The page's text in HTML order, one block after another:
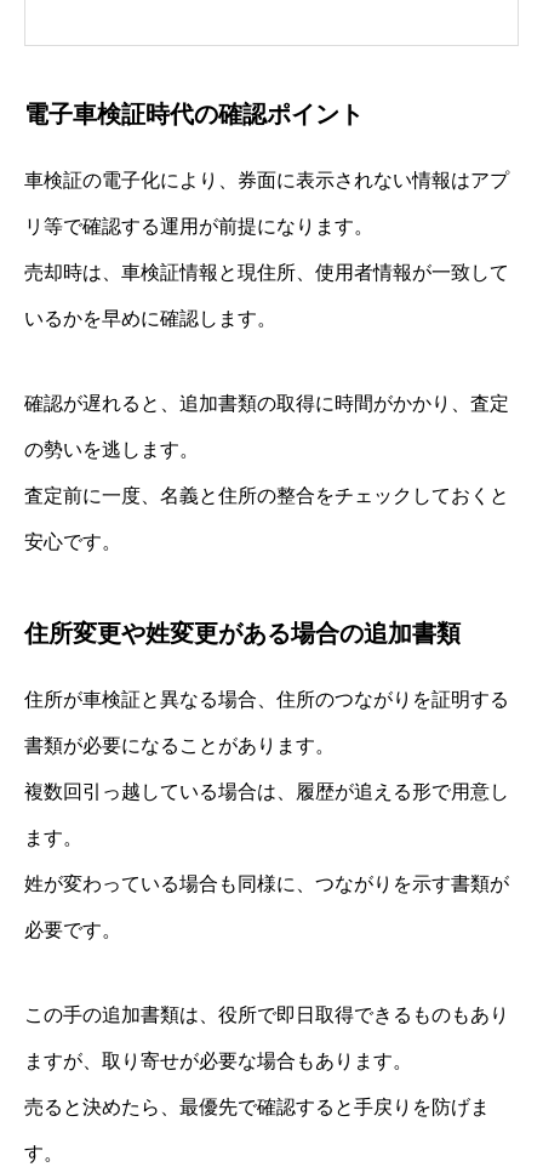
電子車検証時代の確認ポイント
車検証の電子化により、券面に表示されない情報はアプ
リ等で確認する運用が前提になります。
売却時は、車検証情報と現住所、使用者情報が一致して
いるかを早めに確認します。
確認が遅れると、追加書類の取得に時間がかかり、査定
の勢いを逃します。
査定前に一度、名義と住所の整合をチェックしておくと
安心です。
住所変更や姓変更がある場合の追加書類
住所が車検証と異なる場合、住所のつながりを証明する
書類が必要になることがあります。
複数回引っ越している場合は、履歴が追える形で用意し
ます。
姓が変わっている場合も同様に、つながりを示す書類が
必要です。
この手の追加書類は、役所で即日取得できるものもあり
ますが、取り寄せが必要な場合もあります。
売ると決めたら、最優先で確認すると手戻りを防げま
す。